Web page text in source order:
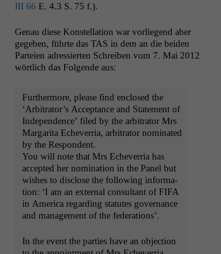
III 66 E. 4.3 S. 75 f.).
Genau diese Kon­stel­la­tion war vor­liegend aber
gegeben, führte das TAS in dem an die bei­den
Parteien adressierten Schreiben vom 7. Mai 2012
wörtlich das Fol­gende aus:
Fur­ther­more, please find enclosed the
‘Arbitrator’s Accep­tance and State­ment of
Inde­pen­dence’ filed by the arbi­tra­tor Mrs
Mar­gari­ta Echev­er­ria, arbi­tra­tor nom­i­nat­ed
by the Respondent.
You will note that Mrs Echev­er­ria has
accept­ed her nom­i­na­tion in the Pan­el but
wish­es to dis­close the fol­low­ing infor­ma­
tion: ‘I am an exter­nal con­sul­tant ofFIFA
in Amer­i­ca regard­ing statutes gov­er­nance
and man­age­ment of the federations’.
In the event the par­ties have an objec­tion